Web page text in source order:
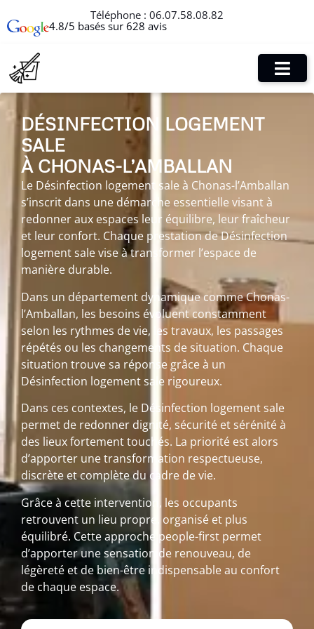
Téléphone : 06.07.58.08.82
4.8/5 basés sur 628 avis
DÉSINFECTION LOGEMENT
SALE
À CHONAS-L’AMBALLAN
Le Désinfection logement sale à Chonas-l’Amballan
s’inscrit dans une démarche essentielle visant à
redonner aux espaces leur équilibre, leur fraîcheur
et leur confort. Chaque prestation de Désinfection
logement sale vise à transformer l’espace de
manière durable.
Dans un département dynamique comme Chonas-
l’Amballan, les besoins évoluent constamment
selon les rythmes de vie, les travaux, les passages
répétés ou les changements de situation. Chaque
situation trouve sa réponse grâce à un
Désinfection logement sale rigoureux.
Dans ces contextes, le Désinfection logement sale
permet de redonner dignité, sécurité et sérénité à
des lieux fortement touchés. La priorité est alors
d’apporter une transformation respectueuse,
discrète et complète du cadre de vie.
Grâce à cette intervention, les occupants
retrouvent un lieu propre, organisé et plus
équilibré. Cette approche people-first permet
d’apporter une sensation de renouveau, de
légèreté et de bien-être indispensable au confort
de chaque espace.